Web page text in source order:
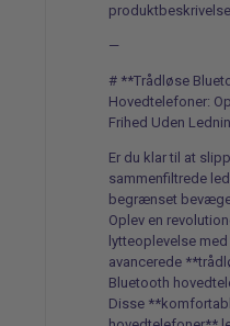
—
# **Trådløse
Hovedtelefoner:
Frihed Uden
Er du klar til at
sammenfiltrede
begrænset
Oplev en
lytteoplevelse
avancerede
Bluetooth
Disse